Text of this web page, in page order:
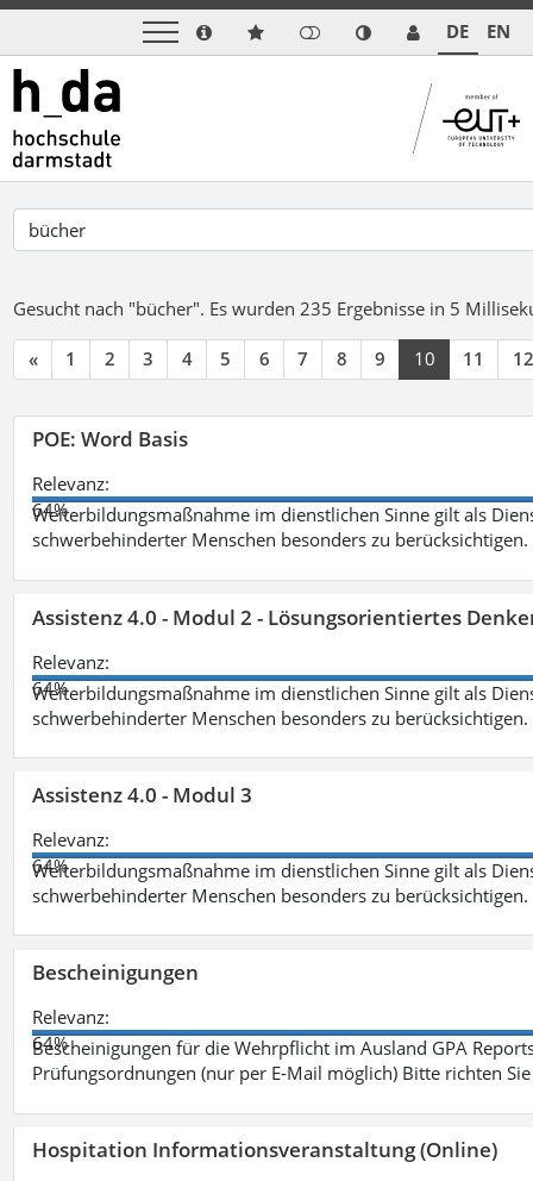
DE EN
Gesucht nach "bücher". Es wurden 235 Ergebnisse in 5
« 1 2 3 4 5 6 7 8 9 10 11 12
POE: Word Basis
Relevanz:
64%
Weiterbildungsmaßnahme im dienstlichen Sinne gilt als
schwerbehinderter Menschen besonders zu berücksichtigen.
Assistenz 4.0 - Modul 2 - Lösungsorientiertes
Relevanz:
64%
Weiterbildungsmaßnahme im dienstlichen Sinne gilt als
schwerbehinderter Menschen besonders zu berücksichtigen.
Assistenz 4.0 - Modul 3
Relevanz:
64%
Weiterbildungsmaßnahme im dienstlichen Sinne gilt als
schwerbehinderter Menschen besonders zu
Bescheinigungen
Relevanz:
64%
Bescheinigungen für die Wehrpflicht im Ausland GPA
Prüfungsordnungen (nur per E-Mail möglich) Bitte richten
Hospitation Informationsveranstaltung (Online)